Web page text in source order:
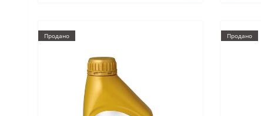
Продано Продано